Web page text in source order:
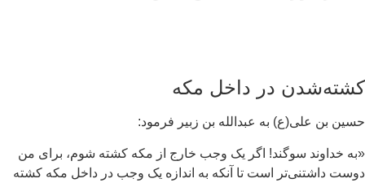
در داخل مکه
بن علی(ع) به عبدالله بن زبیر فرمود:
خداوند سوگند! اگر یک وجب خارج از مکه کشته شوم، برای من
داشتنی‌تر است تا آنکه به‌ اندازه یک وجب در داخل مکه کشته